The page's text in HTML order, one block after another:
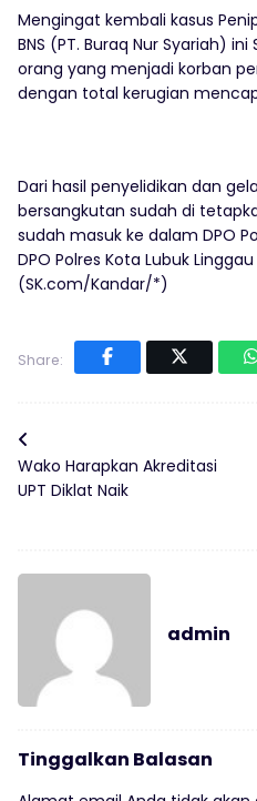
Mengingat kembali kasus
BNS (PT. Buraq Nur Syariah)
orang yang menjadi korban
dengan total kerugian
Dari hasil penyelidikan dan
bersangkutan sudah di
sudah masuk ke dalam DPO
DPO Polres Kota Lubuk Linggau
(SK.com/Kandar/*)
Share:
Wako Harapkan Akreditasi
UPT Diklat Naik
admin
Tinggalkan Balasan